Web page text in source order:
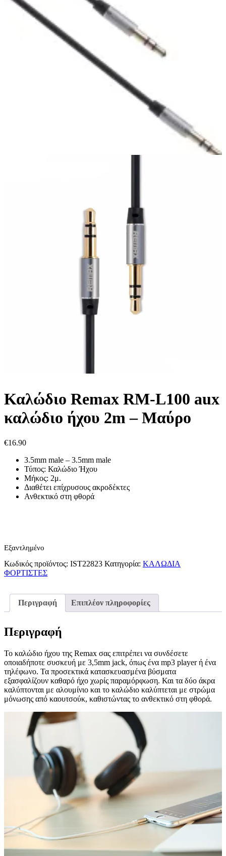
Καλώδιο Remax RM-L100 aux
καλώδιο ήχου 2m – Mαύρο
€16.90
3.5mm male – 3.5mm male
Τύπος: Καλώδιο Ήχου
Μήκος: 2μ.
Διαθέτει επίχρυσους ακροδέκτες
Ανθεκτικό στη φθορά
Εξαντλημένο
Κωδικός προϊόντος: IST22823 Κατηγορία: ΚΑΛΩΔΙΑ
ΦΟΡΤΙΣΤΕΣ
Περιγραφή Επιπλέον πληροφορίες
Περιγραφή
Το καλώδιο ήχου της Remax σας επιτρέπει να συνδέσετε
οποιαδήποτε συσκευή με 3,5mm jack, όπως ένα mp3 player ή ένα
τηλέφωνο. Τα προσεκτικά κατασκευασμένα βύσματα
εξασφαλίζουν καθαρό ήχο χωρίς παραμόρφωση. Και τα δύο άκρα
καλύπτονται με αλουμίνιο και το καλώδιο καλύπτεται με στρώμα
μόνωσης από καουτσούκ, καθιστώντας το ανθεκτικό στη φθορά.